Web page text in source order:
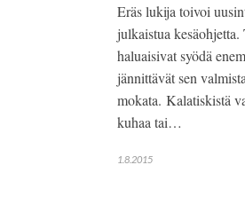
Eräs lukija toivoi
julkaistua
haluaisivat syödä
jännittävät sen
mokata. Kalatiskistä
kuhaa tai…
1.8.2015